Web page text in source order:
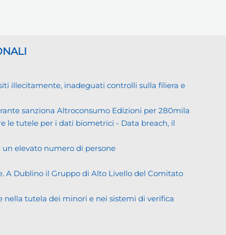
illecitamente, inadeguati controlli sulla filiera e
sanziona Altroconsumo Edizioni per 280mila
le tutele per i dati biometrici - Data breach, il
un elevato numero di persone
A Dublino il Gruppo di Alto Livello del Comitato
nella tutela dei minori e nei sistemi di verifica